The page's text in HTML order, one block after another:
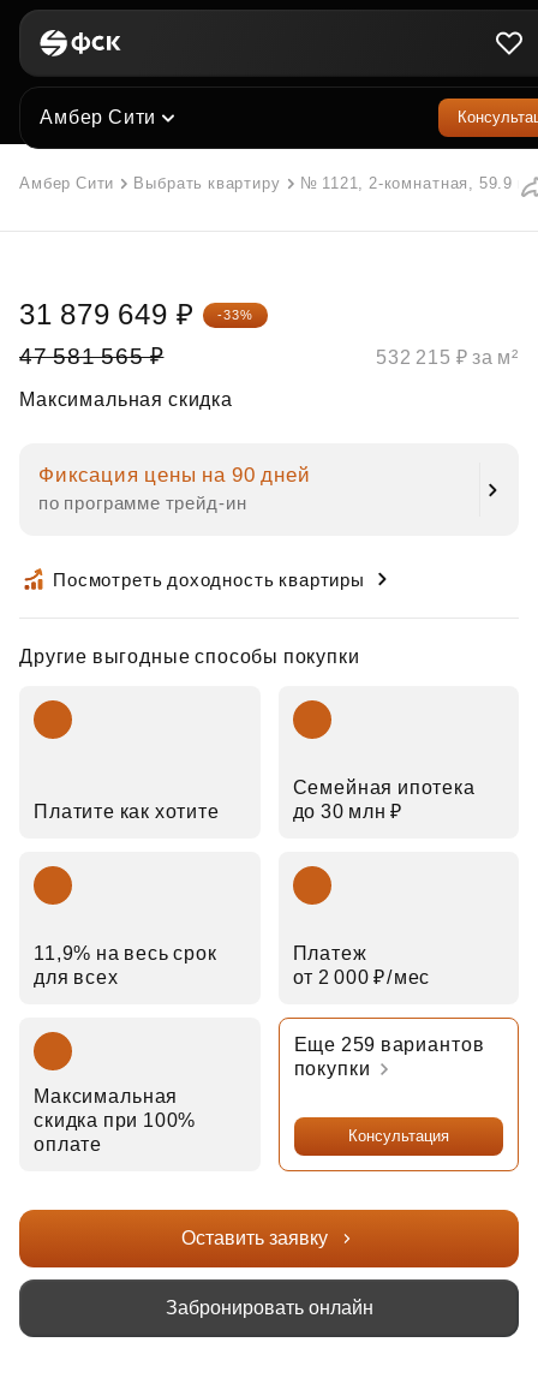
Амбер Сити
Амбер Сити Выбрать квартиру № 1121, 2-комнатная, 59.9 м²
47 581 565 ₽
31 879 649 ₽ -33%
Максимальная скидка
Фиксация цены на 90 дней
по программе трейд‑ин
Посмотреть доходность квартиры
Другие выгодные способы покупки
Платите как хотите
Семейная ипотека
до 30 млн ₽
11,9% на весь срок
для всех
Платеж
от 2 000 ₽⁠/⁠мес
Максимальная
скидка при 100%
оплате
Еще 259 вариантов
покупки
Консультация
532 215 ₽ за м²
Оставить заявку
Забронировать онлайн